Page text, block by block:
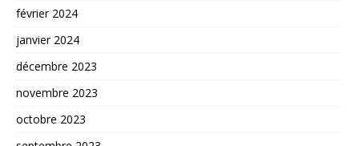
février 2024
janvier 2024
décembre 2023
novembre 2023
octobre 2023